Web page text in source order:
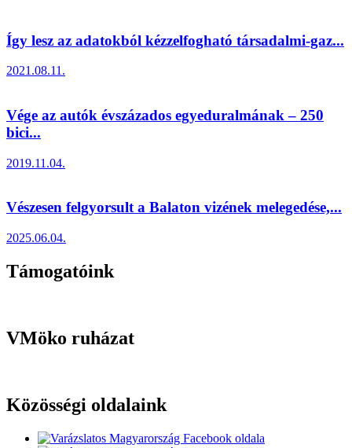
Így lesz az adatokból kézzelfogható társadalmi-gaz...
2021.08.11.
Vége az autók évszázados egyeduralmának – 250
bici...
2019.11.04.
Vészesen felgyorsult a Balaton vizének melegedése,...
2025.06.04.
Támogatóink
VMöko ruházat
Közösségi oldalaink